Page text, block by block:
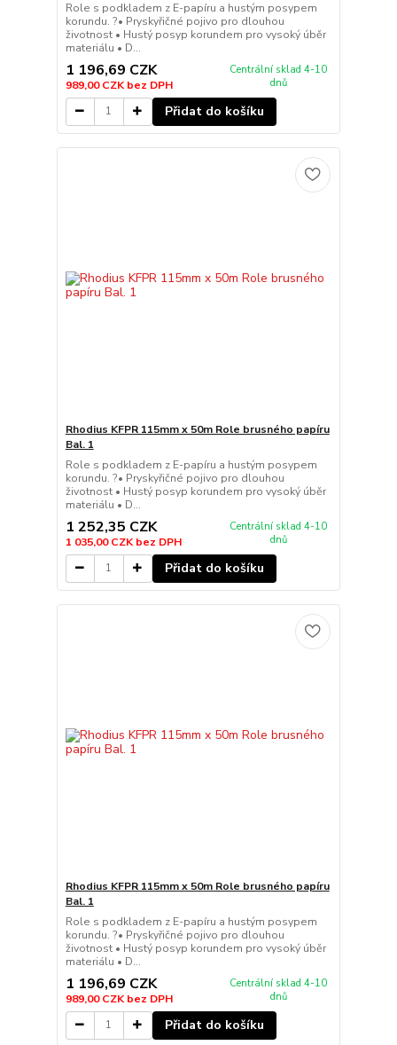
Role s podkladem z E-papíru a hustým posypem
korundu. ?• Pryskyřičné pojivo pro dlouhou
životnost • Hustý posyp korundem pro vysoký úběr
materiálu • D...
1 196,69 CZK
989,00 CZKbez DPH
Centrální sklad 4-10
dnů
Přidat do košíku
Rhodius KFPR 115mm x 50m Role brusného papíru
Bal. 1
Role s podkladem z E-papíru a hustým posypem
korundu. ?• Pryskyřičné pojivo pro dlouhou
životnost • Hustý posyp korundem pro vysoký úběr
materiálu • D...
1 252,35 CZK
1 035,00 CZKbez DPH
Centrální sklad 4-10
dnů
Přidat do košíku
Rhodius KFPR 115mm x 50m Role brusného papíru
Bal. 1
Role s podkladem z E-papíru a hustým posypem
korundu. ?• Pryskyřičné pojivo pro dlouhou
životnost • Hustý posyp korundem pro vysoký úběr
materiálu • D...
1 196,69 CZK
989,00 CZKbez DPH
Centrální sklad 4-10
dnů
Přidat do košíku